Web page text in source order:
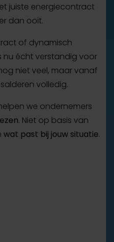
juiste energiecontract
dan ooit.
of dynamisch
nu écht verstandig voor
niet veel, maar vanaf
volledig.
we ondernemers
. Niet op basis van
wat past bij jouw situatie.